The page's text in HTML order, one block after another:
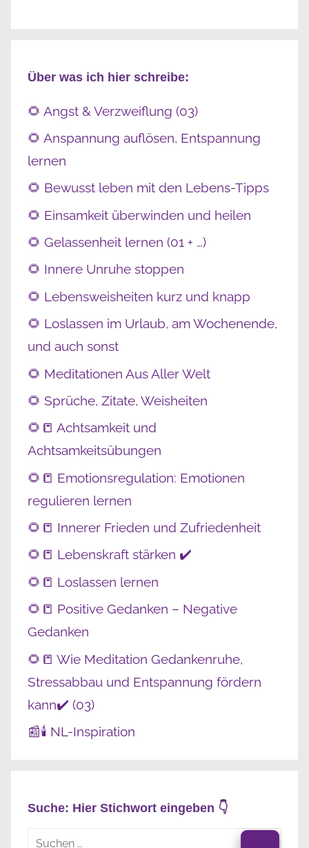
Über was ich hier schreibe:
🌻 Angst & Verzweiflung (03)
🌻 Anspannung auflösen, Entspannung
lernen
🌻 Bewusst leben mit den Lebens-Tipps
🌻 Einsamkeit überwinden und heilen
🌻 Gelassenheit lernen (01 + …)
🌻 Innere Unruhe stoppen
🌻 Lebensweisheiten kurz und knapp
🌻 Loslassen im Urlaub, am Wochenende,
und auch sonst
🌻 Meditationen Aus Aller Welt
🌻 Sprüche, Zitate, Weisheiten
🌻📒 Achtsamkeit und
Achtsamkeitsübungen
🌻📒 Emotionsregulation: Emotionen
regulieren lernen
🌻📒 Innerer Frieden und Zufriedenheit
🌻📒 Lebenskraft stärken ✔️
🌻📒 Loslassen lernen
🌻📒 Positive Gedanken – Negative
Gedanken
🌻📒 Wie Meditation Gedankenruhe,
Stressabbau und Entspannung fördern
kann✔️ (03)
📰🕯️ NL-Inspiration
Suche: Hier Stichwort eingeben 👇
Suchen